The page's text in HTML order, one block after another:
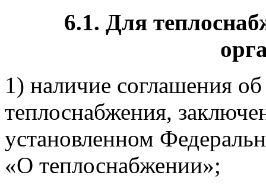
6.1. Для
1) наличие соглашения
теплоснабжения,
установленном
«О теплоснабжении»;